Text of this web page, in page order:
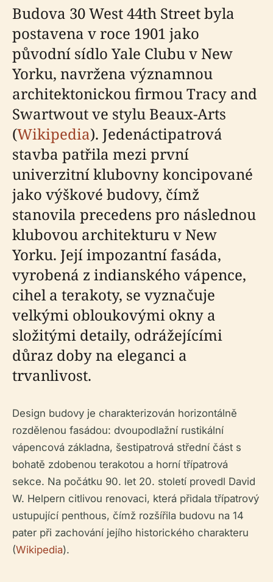
Budova 30 West 44th Street byla
postavena v roce 1901 jako
původní sídlo Yale Clubu v New
Yorku, navržena významnou
architektonickou firmou Tracy and
Swartwout ve stylu Beaux-Arts
(Wikipedia). Jedenáctipatrová
stavba patřila mezi první
univerzitní klubovny koncipované
jako výškové budovy, čímž
stanovila precedens pro následnou
klubovou architekturu v New
Yorku. Její impozantní fasáda,
vyrobená z indianského vápence,
cihel a terakoty, se vyznačuje
velkými obloukovými okny a
složitými detaily, odrážejícími
důraz doby na eleganci a
trvanlivost.
Design budovy je charakterizován horizontálně
rozdělenou fasádou: dvoupodlažní rustikální
vápencová základna, šestipatrová střední část s
bohatě zdobenou terakotou a horní třípatrová
sekce. Na počátku 90. let 20. století provedl David
W. Helpern citlivou renovaci, která přidala třípatrový
ustupující penthous, čímž rozšířila budovu na 14
pater při zachování jejího historického charakteru
(Wikipedia).